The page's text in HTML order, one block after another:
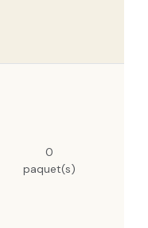
0
paquet(s)